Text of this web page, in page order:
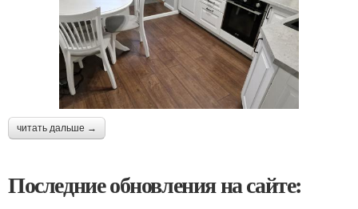
читать дальше →
Последние обновления на сайте: